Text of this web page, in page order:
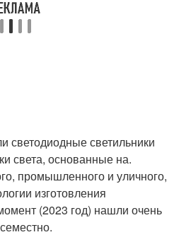
светильники
света, основанные на.
промышленного и уличного,
изготовления
(2023 год) нашли очень